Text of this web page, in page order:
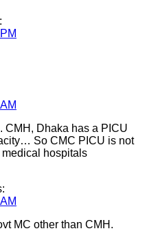
Dhaka has a PICU
So CMC PICU is not
hospitals
MC other than CMH.